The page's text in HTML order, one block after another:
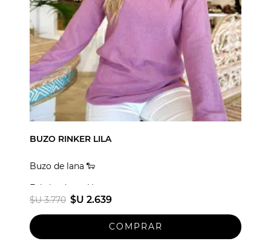
BUZO RINKER LILA
Buzo de lana 🐑
Fabricado en Uruguay
$U 3.770 $U 2.639